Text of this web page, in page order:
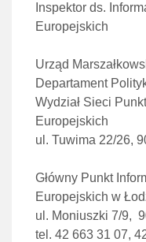
Inspektor ds.
Europejskich
Urząd
Departament
Wydział Sieci
Europejskich
ul. Tuwima 22/26,
Główny Punkt
Europejskich w
ul. Moniuszki 7/9,
tel. 42 663 31 07,